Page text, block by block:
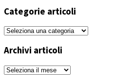
Categorie articoli
Categorie
Archivi articoli
Archivi